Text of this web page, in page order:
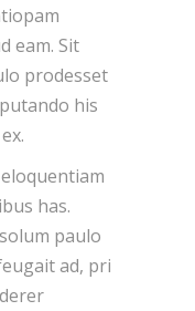
eam. Sit
prodesset
his
has.
paulo
ad, pri